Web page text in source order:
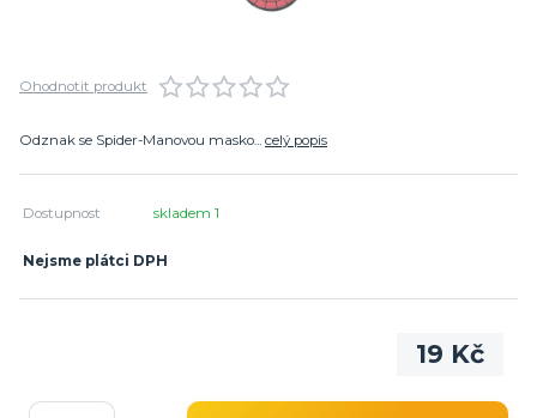
Ohodnotit produkt
Odznak se Spider-Manovou masko... celý popis
Dostupnost skladem 1
Nejsme plátci DPH
19 Kč